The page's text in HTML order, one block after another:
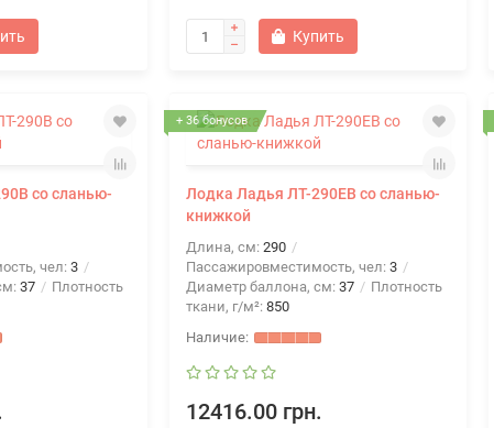
Купить
со сланью-
чел: 3
37
Плотность
+ 36 бонусов
Лодка Ладья ЛТ-290ЕВ со сланью-
книжкой
Длина, см: 290
Пассажировместимость, чел: 3
Диаметр баллона, см: 37
Плотность
ткани, г/м²: 850
12416.00 грн.